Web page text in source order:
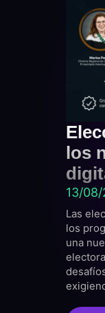
los
13/
Las
los
una